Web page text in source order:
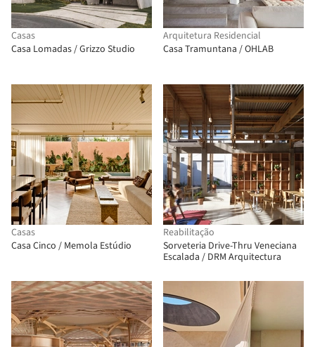
Casas
Casa Lomadas / Grizzo Studio
Arquitetura Residencial
Casa Tramuntana / OHLAB
Casas
Casa Cinco / Memola Estúdio
Reabilitação
Sorveteria Drive-Thru Veneciana
Escalada / DRM Arquitectura